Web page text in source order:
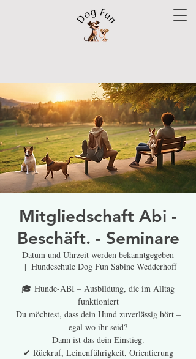
Mitgliedschaft Abi -
Beschäft. - Seminare
Datum und Uhrzeit werden bekanntgegeben
  |
Hundeschule Dog Fun Sabine Wedderhoff
🎓 Hunde-ABI – Ausbildung, die im Alltag
funktioniert
Du möchtest, dass dein Hund zuverlässig hört –
egal wo ihr seid?
Dann ist das dein Einstieg.
✔ Rückruf, Leinenführigkeit, Orientierung